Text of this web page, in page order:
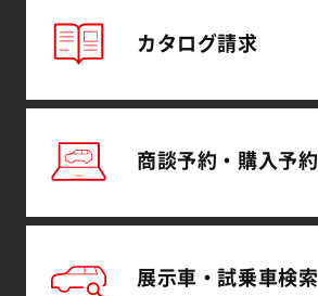
カタログ請求
商談予約・ 購入予約
展示車・試乗車検索